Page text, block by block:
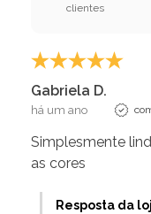
clientes
Gabriela D.
há um ano
Simplesmente
as cores
Resposta da